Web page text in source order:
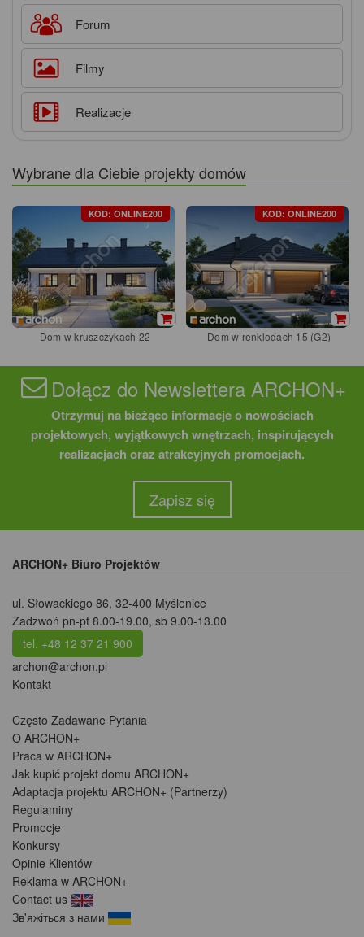
Forum
Filmy
Realizacje
Wybrane dla Ciebie projekty domów
KOD: ONLINE200
Dom w kruszczykach 22
KOD: ONLINE200
Dom w renklodach 15 (G2)
Dołącz do Newslettera ARCHON+
Otrzymuj na bieżąco informacje o nowościach
projektowych, wyjątkowych wnętrzach, inspirujących
realizacjach oraz atrakcyjnych promocjach.
Zapisz się
ARCHON+ Biuro Projektów
ul. Słowackiego 86, 32-400 Myślenice
Zadzwoń pn-pt 8.00-19.00, sb 9.00-13.00
tel. +48 12 37 21 900
archon@archon.pl
Kontakt
Często Zadawane Pytania
O ARCHON+
Praca w ARCHON+
Jak kupić projekt domu ARCHON+
Adaptacja projektu ARCHON+ (Partnerzy)
Regulaminy
Promocje
Konkursy
Opinie Klientów
Reklama w ARCHON+
Contact us
Зв'яжіться з нами